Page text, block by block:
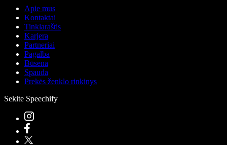
Apie mus
Kontaktai
Tinklaraštis
Karjera
Partneriai
Pagalba
Būsena
Spauda
Prekės ženklo rinkinys
Sekite Speechify